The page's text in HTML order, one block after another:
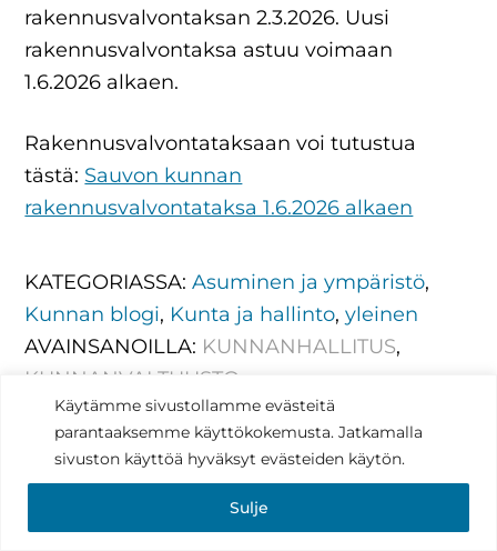
Käytämme sivustollamme evästeitä
parantaaksemme käyttökokemusta. Jatkamalla
sivuston käyttöä hyväksyt evästeiden käytön.
Sulje
rakennusvalvontaksan 2.3.2026. Uusi
rakennusvalvontaksa astuu voimaan
1.6.2026 alkaen.
Rakennusvalvontataksaan voi tutustua
tästä: Sauvon kunnan
rakennusvalvontataksa 1.6.2026 alkaen
KATEGORIASSA:Asuminen ja ympäristö,
Kunnan blogi, Kunta ja hallinto,yleinen
AVAINSANOILLA: KUNNANHALLITUS,
KUNNANVALTUUSTO
RAKENNUSJÄRJESTYS,TAKSA